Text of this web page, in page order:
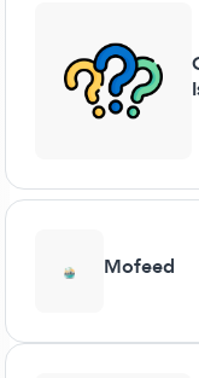
Mofeed